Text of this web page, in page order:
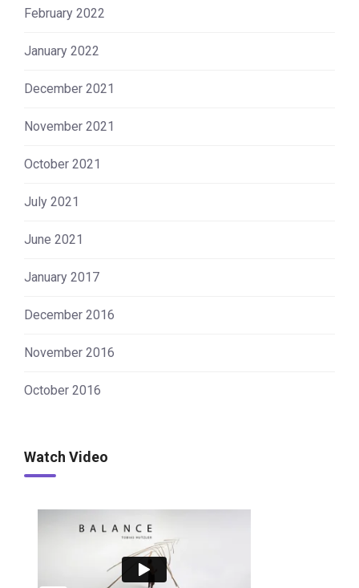
February 2022
January 2022
December 2021
November 2021
October 2021
July 2021
June 2021
January 2017
December 2016
November 2016
October 2016
Watch Video